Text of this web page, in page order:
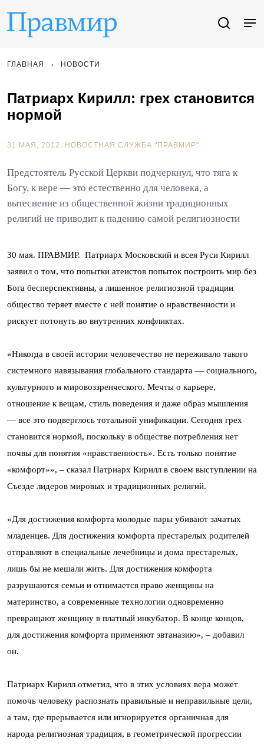
ГЛАВНАЯ НОВОСТИ
Патриарх Кирилл: грех становится
нормой
31 МАЯ, 2012. НОВОСТНАЯ СЛУЖБА "ПРАВМИР"
Предстоятель Русской Церкви подчеркнул, что тяга к
Богу, к вере — это естественно для человека, а
вытеснение из общественной жизни традиционных
религий не приводит к падению самой религиозности
30 мая. ПРАВМИР. Патриарх Московский и всея Руси Кирилл
заявил о том, что попытки атеистов попыток построить мир без
Бога бесперспективны, а лишенное религиозной традиции
общество теряет вместе с ней понятие о нравственности и
рискует потонуть во внутренних конфликтах.
«Никогда в своей истории человечество не переживало такого
системного навязывания глобального стандарта — социального,
культурного и мировоззренческого. Мечты о карьере,
отношение к вещам, стиль поведения и даже образ мышления
— все это подверглось тотальной унификации. Сегодня грех
становится нормой, поскольку в обществе потребления нет
почвы для понятия «нравственность». Есть только понятие
«комфорт»», – сказал Патриарх Кирилл в своем выступлении на
Съезде лидеров мировых и традиционных религий.
«Для достижения комфорта молодые пары убивают зачатых
младенцев. Для достижения комфорта престарелых родителей
отправляют в специальные лечебницы и дома престарелых,
лишь бы не мешали жить. Для достижения комфорта
разрушаются семьи и отнимается право женщины на
материнство, а современные технологии одновременно
превращают женщину в платный инкубатор. В конце концов,
для достижения комфорта применяют эвтаназию», – добавил
он.
Патриарх Кирилл отметил, что в этих условиях вера может
помочь человеку распознать правильные и неправильные цели,
а там, где прерывается или игнорируется органичная для
народа религиозная традиция, в геометрической прогрессии